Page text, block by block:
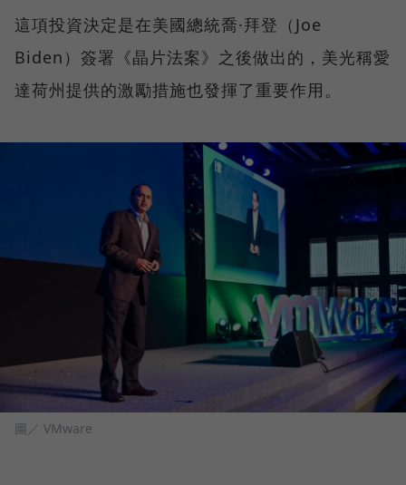
這項投資決定是在美國總統喬·拜登（Joe
Biden）簽署《晶片法案》之後做出的，美光稱愛
達荷州提供的激勵措施也發揮了重要作用。
圖／ VMware